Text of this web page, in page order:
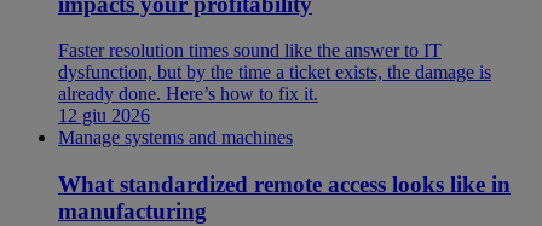
Faster resolution times sound like the answer to IT
dysfunction, but by the time a ticket exists, the damage is
already done. Here’s how to fix it.
12 giu 2026
Manage systems and machines
What standardized remote access looks like in
manufacturing